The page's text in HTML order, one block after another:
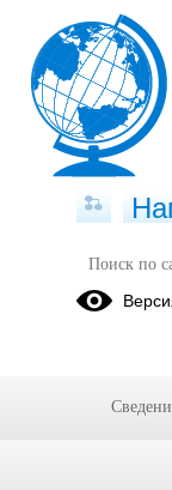
Мероприятия,